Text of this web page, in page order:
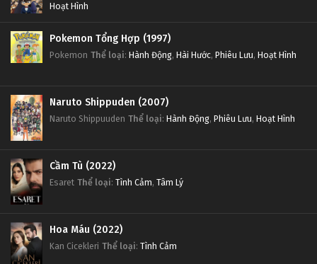
Hoạt Hình
Pokemon Tổng Hợp (1997)
Pokemon Thể loại: Hành Động, Hài Hước, Phiêu Lưu, Hoạt Hình
Naruto Shippuden (2007)
Naruto Shippuuden Thể loại: Hành Động, Phiêu Lưu, Hoạt Hình
Cầm Tù (2022)
Esaret Thể loại: Tình Cảm, Tâm Lý
Hoa Máu (2022)
Kan Cicekleri Thể loại: Tình Cảm